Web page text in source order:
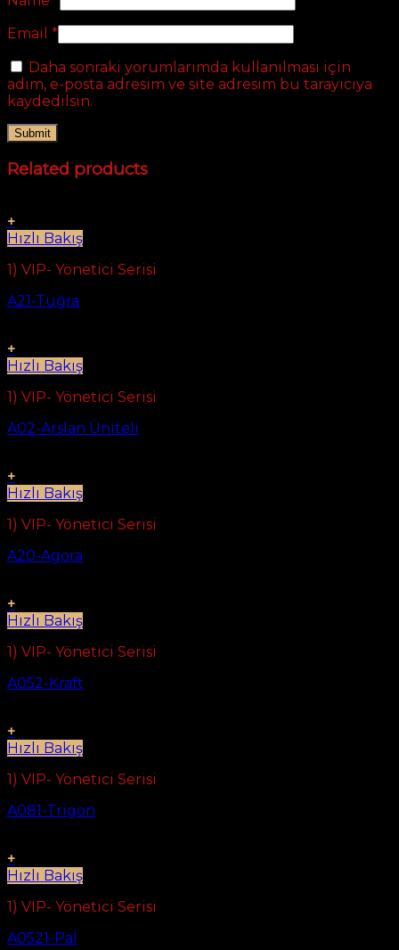
Email *
Daha sonraki yorumlarımda kullanılması için
adım, e-posta adresim ve site adresim bu tarayıcıya
kaydedilsin.
Related products
+
Hızlı Bakış
1) VIP- Yönetici Serisi
A21-Tuğra
+
Hızlı Bakış
1) VIP- Yönetici Serisi
A02-Arslan Üniteli
+
Hızlı Bakış
1) VIP- Yönetici Serisi
A20-Agora
+
Hızlı Bakış
1) VIP- Yönetici Serisi
A052-Kraft
+
Hızlı Bakış
1) VIP- Yönetici Serisi
A081-Trigon
+
Hızlı Bakış
1) VIP- Yönetici Serisi
A0521-Pal